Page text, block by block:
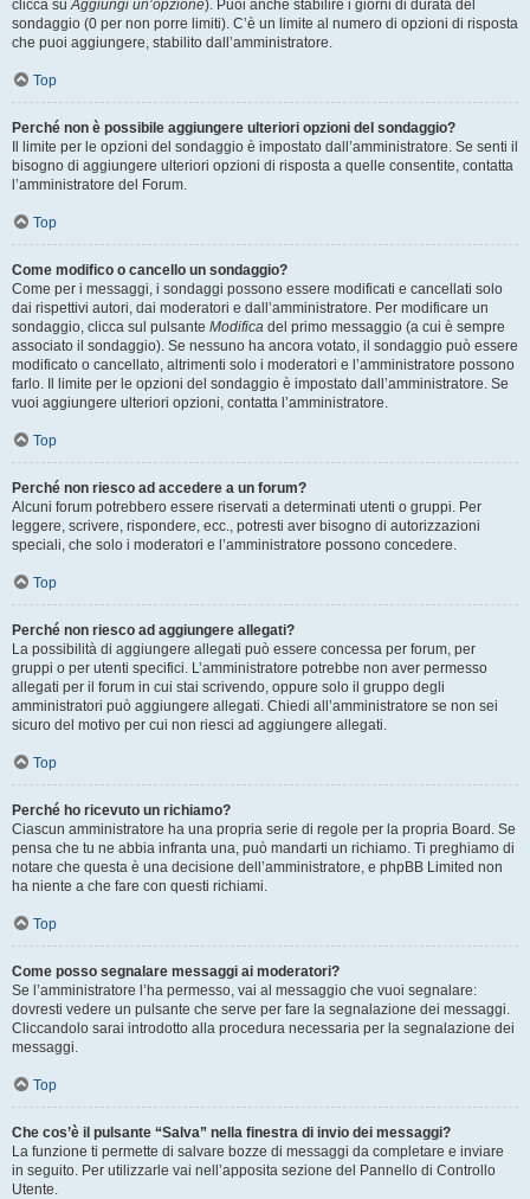
clicca suAggiungi un’opzione). Puoi anche stabilire i giorni di durata del
sondaggio (0 per non porre limiti). C’è un limite al numero di opzioni di risposta
che puoi aggiungere, stabilito dall’amministratore.
Top
Perché non è possibile aggiungere ulteriori opzioni del sondaggio?
Il limite per le opzioni del sondaggio è impostato dall’amministratore. Se senti il
bisogno di aggiungere ulteriori opzioni di risposta a quelle consentite, contatta
l’amministratore del Forum.
Top
Come modifico o cancello un sondaggio?
Come per i messaggi, i sondaggi possono essere modificati e cancellati solo
dai rispettivi autori, dai moderatori e dall’amministratore. Per modificare un
sondaggio, clicca sul pulsante Modifica del primo messaggio (a cui è sempre
associato il sondaggio). Se nessuno ha ancora votato, il sondaggio può essere
modificato o cancellato, altrimenti solo i moderatori e l’amministratore possono
farlo. Il limite per le opzioni del sondaggio è impostato dall’amministratore. Se
vuoi aggiungere ulteriori opzioni, contatta l’amministratore.
Top
Perché non riesco ad accedere a un forum?
Alcuni forum potrebbero essere riservati a determinati utenti o gruppi. Per
leggere, scrivere, rispondere, ecc., potresti aver bisogno di autorizzazioni
speciali, che solo i moderatori e l’amministratore possono concedere.
Top
Perché non riesco ad aggiungere allegati?
La possibilità di aggiungere allegati può essere concessa per forum, per
gruppi o per utenti specifici. L’amministratore potrebbe non aver permesso
allegati per il forum in cui stai scrivendo, oppure solo il gruppo degli
amministratori può aggiungere allegati. Chiedi all’amministratore se non sei
sicuro del motivo per cui non riesci ad aggiungere allegati.
Top
Perché ho ricevuto un richiamo?
Ciascun amministratore ha una propria serie di regole per la propria Board. Se
pensa che tu ne abbia infranta una, può mandarti un richiamo. Ti preghiamo di
notare che questa è una decisione dell’amministratore, e phpBB Limited non
ha niente a che fare con questi richiami.
Top
Come posso segnalare messaggi ai moderatori?
Se l’amministratore l’ha permesso, vai al messaggio che vuoi segnalare:
dovresti vedere un pulsante che serve per fare la segnalazione dei messaggi.
Cliccandolo sarai introdotto alla procedura necessaria per la segnalazione dei
messaggi.
Top
Che cos’è il pulsante “Salva” nella finestra di invio dei messaggi?
La funzione ti permette di salvare bozze di messaggi da completare e inviare
in seguito. Per utilizzarle vai nell’apposita sezione del Pannello di Controllo
Utente.